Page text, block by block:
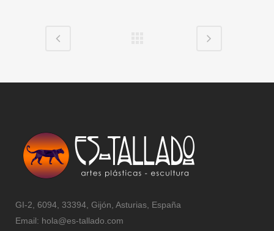
GI-2, 6094, 33394, Gijón, Asturias, España
Email: hola@es-tallado.com